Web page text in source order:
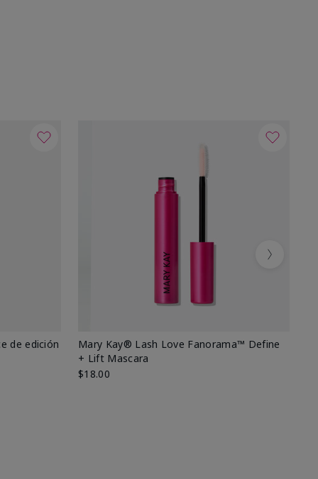
de edición
Mary Kay® Lash Love Fanorama™ Define
+ Lift Mascara
$18.00
Next